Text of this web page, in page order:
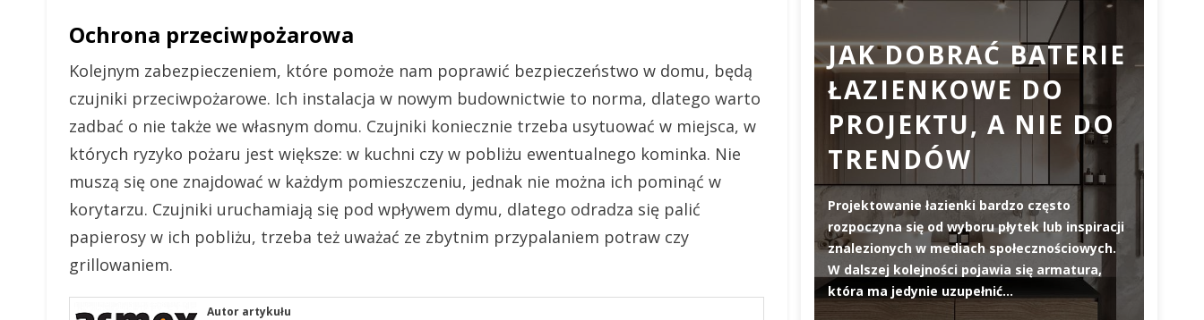
Ochrona przeciwpożarowa
Kolejnym zabezpieczeniem, które pomoże nam poprawić bezpieczeństwo w domu, będą
czujniki przeciwpożarowe. Ich instalacja w nowym budownictwie to norma, dlatego warto
zadbać o nie także we własnym domu. Czujniki koniecznie trzeba usytuować w miejsca, w
których ryzyko pożaru jest większe: w kuchni czy w pobliżu ewentualnego kominka. Nie
muszą się one znajdować w każdym pomieszczeniu, jednak nie można ich pominąć w
korytarzu. Czujniki uruchamiają się pod wpływem dymu, dlatego odradza się palić
papierosy w ich pobliżu, trzeba też uważać ze zbytnim przypalaniem potraw czy
grillowaniem.
Autor artykułu
JAK DOBRAĆ BATERIE
ŁAZIENKOWE DO
PROJEKTU, A NIE DO
TRENDÓW
Projektowanie łazienki bardzo często
rozpoczyna się od wyboru płytek lub inspiracji
znalezionych w mediach społecznościowych.
W dalszej kolejności pojawia się armatura,
która ma jedynie uzupełnić…